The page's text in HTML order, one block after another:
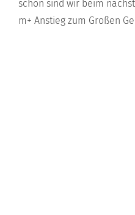
schon sind wir beim
m+ Anstieg zum Großen